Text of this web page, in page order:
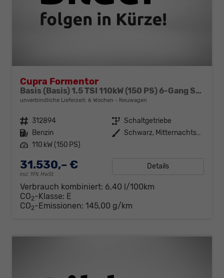
Cupra Formentor
Basis (Basis) 1.5 TSI 110kW (150 PS) 6-Gang Schaltgetriebe
unverbindliche Lieferzeit: 6 Wochen Neuwagen
Fahrzeugnr. 312894 Getriebe Schaltgetriebe
Kraftstoff Benzin Außenfarbe
Schwarz, Mitternachtsschwarz (0E)
Leistung 110 kW (150 PS)
31.530,– €
incl. 19% MwSt.
Details
Verbrauch kombiniert: 6,40 l/100km
CO2-Klasse: E
CO2-Emissionen: 145,00 g/km